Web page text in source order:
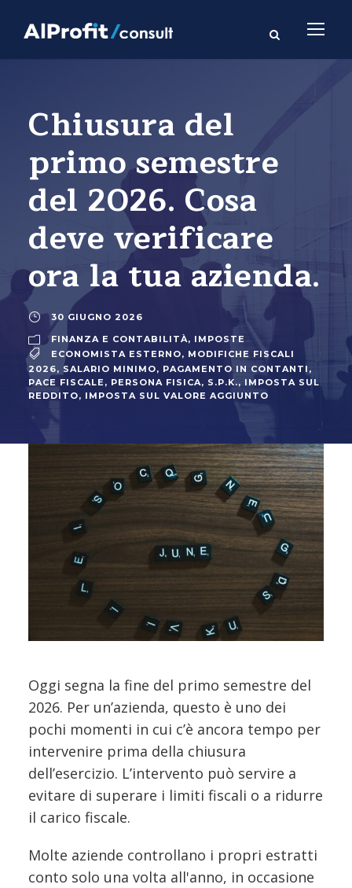
Chiusura del
primo semestre
del 2026. Cosa
deve verificare
ora la tua azienda.
30 GIUGNO 2026
FINANZA E CONTABILITÀ, IMPOSTE
ECONOMISTA ESTERNO, MODIFICHE FISCALI
2026, SALARIO MINIMO, PAGAMENTO IN CONTANTI ,
PACE FISCALE, PERSONA FISICA, S.P.K., IMPOSTA SUL
REDDITO, IMPOSTA SUL VALORE AGGIUNTO
Oggi segna la fine del primo semestre del
2026. Per un’azienda, questo è uno dei
pochi momenti in cui c’è ancora tempo per
intervenire prima della chiusura
dell’esercizio. L’intervento può servire a
evitare di superare i limiti fiscali o a ridurre
il carico fiscale.
Molte aziende controllano i propri estratti
conto solo una volta all'anno, in occasione